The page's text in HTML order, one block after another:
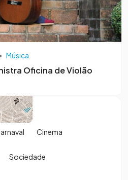
Música
Oficina de Violão
Cinema
Sociedade